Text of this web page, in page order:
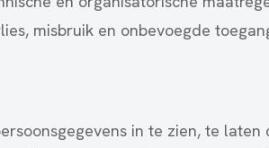
misbruik en onbevoegde
in te zien, te